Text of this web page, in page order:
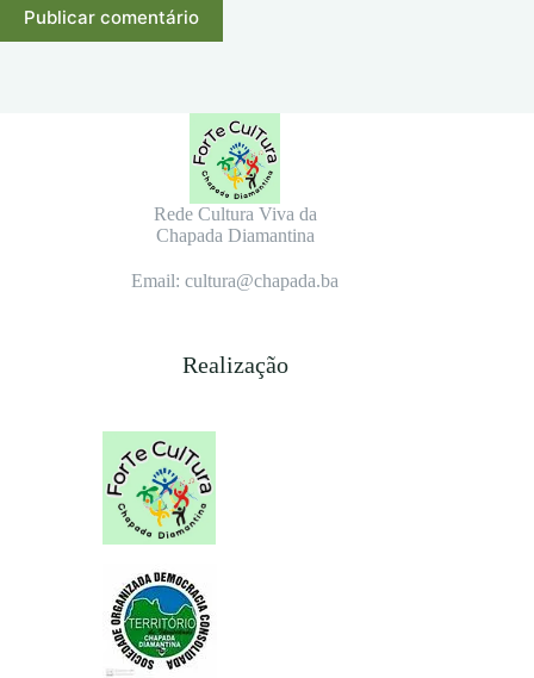
Publicar comentário
Rede Cultura Viva da
Chapada Diamantina
Email: cultura@chapada.ba
Realização